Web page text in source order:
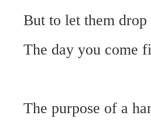
But to let them drop
The day you come
The purpose of a